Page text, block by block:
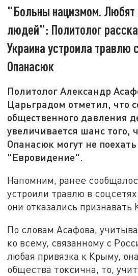
"Больны нацизмом. Любят
людей": Политолог
Украина устроила травлю
Опанасюк
Политолог Александр
Царьградом отметил, что
общественного давления
увеличивается шанс того,
Опанасюк могут не
"Евровидение".
Напомним, ранее
устроили травлю в
они отказались
По словам Асафова,
ко всему, связанному с
любая привязка к Крыму,
общества токсична, то,